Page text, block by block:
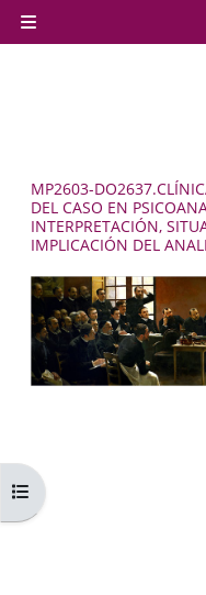
Panel lateral
Abrir índice del curso
MP2603-
DEL CASO EN
INTERPRETACIÓN,
IMPLICACIÓN DEL